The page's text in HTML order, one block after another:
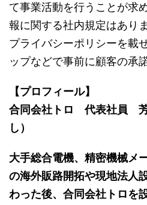
て事業活動を行うことが求
報に関する社内規定はあり
プライバシーポリシーを載
ップなどで事前に顧客の承
【プロフィール】
合同会社トロ 代表社員
し）
大手総合電機、精密機械メ
の海外販路開拓や現地法人
わった後、合同会社トロを